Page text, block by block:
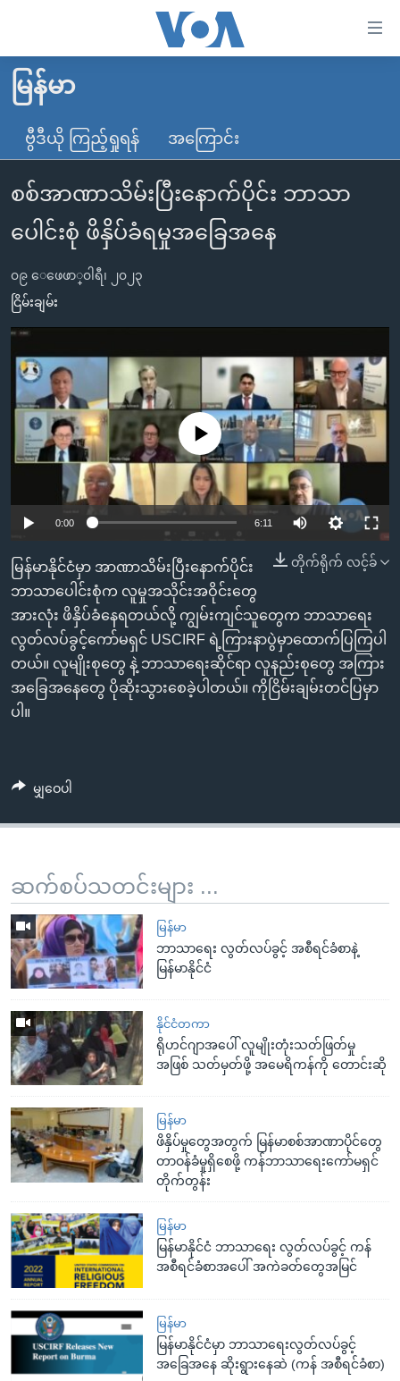
လွယ်ကူ
စေ
သည့်
Link
များ
ပင်မ
သို့
ကျော်
ကြည့်
ရန်
ပင်မ
စာမျက်နှာ
ကျော်
ကြည့်
ရှာဖွေ
ရန်
နေရာ
သို့
ကျော်
ရန်
မူလစာမျက်နှာ
မြန်မာ
ကမ္ဘာ့သတင်းများ
နိုင်ငံတကာ
အမေရိကန်
အစ္စရေး-ပါလက်စတိုင်း
ဗွီဒီယို
သတင်းလွတ်လပ်ခွင့်
ရပ်ဝန်းတခု လမ်းတခု အလွန်
အင်္ဂလိပ်စာလေ့လာမယ်
ရုပ်ရှင်ထဲက အင်္ဂလိပ်စာ
သုတပဒေသာ အင်္ဂလိပ်စာ
တီဗွီ
ရေဒီယို/တီဗွီအစီအစဉ်
Learning English
ဗွီအိုအေ လူမှုကွန်ယက်များ
ဘာသာစကားများ
မြန်မာ
ဗွီဒီယို ကြည့်ရှုရန် အကြောင်း
စစ်အာဏာသိမ်းပြီးနောက်ပိုင်း ဘာသာ
ပေါင်းစုံ ဖိနှိပ်ခံရမှုအခြေအနေ
၀၉ ေဖေဖာ္၀ါရီ၊ ၂၀၂၃
ငြိမ်းချမ်း
No media source currently available
0:00 6:11
တိုက်ရိုက် လင့်ခ်
မြန်မာနိုင်ငံမှာ အာဏာသိမ်းပြီးနောက်ပိုင်း
ဘာသာပေါင်းစုံက လူမှုအသိုင်းအဝိုင်းတွေ
အားလုံး ဖိနှိပ်ခံနေရတယ်လို့ ကျွမ်းကျင်သူတွေက ဘာသာရေး
လွတ်လပ်ခွင့်ကော်မရှင် USCIRF ရဲ့ကြားနာပွဲမှာထောက်ပြကြပါ
တယ်။ လူမျိုးစုတွေ နဲ့ ဘာသာရေးဆိုင်ရာ လူနည်းစုတွေ အကြား
အခြေအနေတွေ ပိုဆိုးသွားစေခဲ့ပါတယ်။ ကိုငြိမ်းချမ်းတင်ပြမှာ
ပါ။
မျှဝေပါ
ဆက်စပ်သတင်းများ ...
မြန်မာ
ဘာသာရေး လွတ်လပ်ခွင့် အစီရင်ခံစာနဲ့
မြန်မာနိုင်ငံ
နိုင်ငံတကာ
ရိုဟင်ဂျာအပေါ် လူမျိုးတုံးသတ်ဖြတ်မှု
အဖြစ် သတ်မှတ်ဖို့ အမေရိကန်ကို တောင်းဆို
မြန်မာ
ဖိနှိပ်မှုတွေအတွက် မြန်မာစစ်အာဏာပိုင်တွေ
တာဝန်ခံမှုရှိစေဖို့ ကန်ဘာသာရေးကော်မရှင်
တိုက်တွန်း
မြန်မာ
မြန်မာနိုင်ငံ ဘာသာရေး လွတ်လပ်ခွင့် ကန်
အစီရင်ခံစာအပေါ် အကဲခတ်တွေအမြင်
မြန်မာ
မြန်မာနိုင်ငံမှာ ဘာသာရေးလွတ်လပ်ခွင့်
အခြေအနေ ဆိုးရွားနေဆဲ (ကန် အစီရင်ခံစာ)